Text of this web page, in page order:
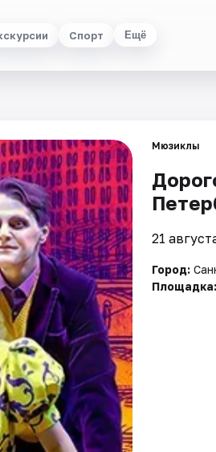
Спорт Ещё
Мюзиклы
21
Город:
Площадка: